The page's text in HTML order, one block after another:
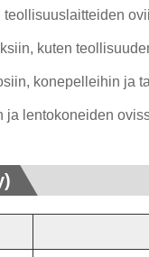
kuten
konepelleihin ja
ja lentokoneiden